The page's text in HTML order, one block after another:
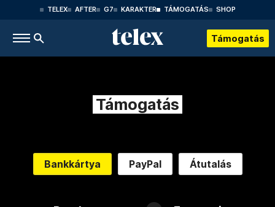
TELEX AFTER G7 KARAKTER TÁMOGATÁS SHOP
Támogatás
Támogatás
Bankkártya PayPal Átutalás